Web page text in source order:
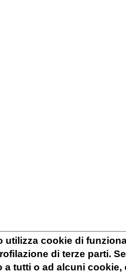
utilizza cookie di
di terze parti.
a tutti o ad alcuni